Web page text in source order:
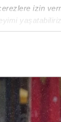
izin
sunabilmek
daha iyi bir